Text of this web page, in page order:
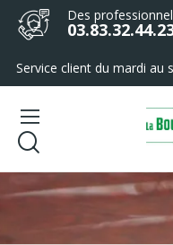
Des
Service client du mardi au